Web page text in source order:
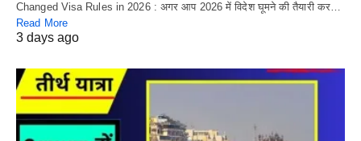
Changed Visa Rules in 2026 : अगर आप 2026 में विदेश घूमने की तैयारी कर…
Read More
3 days ago